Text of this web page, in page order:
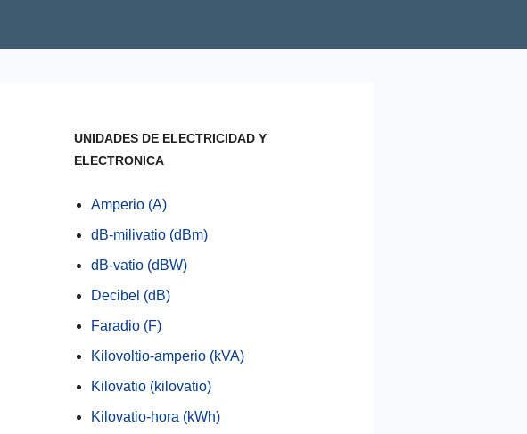
UNIDADES DE ELECTRICIDAD Y
ELECTRONICA
Amperio (A)
dB-milivatio (dBm)
dB-vatio (dBW)
Decibel (dB)
Faradio (F)
Kilovoltio-amperio (kVA)
Kilovatio (kilovatio)
Kilovatio-hora (kWh)